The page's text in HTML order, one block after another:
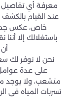
معرفة أي
عند القيام
خاص، عكس
باستغلالك إلا
نحن لا نوفر لك
على عدة
متشعب، ولا يوجد
تسربات المياه في